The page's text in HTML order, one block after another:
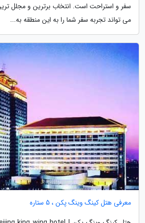
سفر و استراحت است. انتخاب برترین و مجلل
می تواند تجربه سفر شما را به این منطقه به...
معرفی هتل کینگ وینگ پکن ، 5 ستاره